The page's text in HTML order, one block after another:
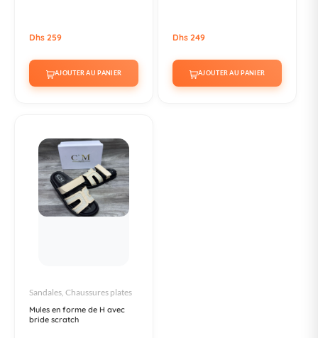
Dhs 259
AJOUTER AU PANIER
Dhs 249
AJOUTER AU PANIER
Sandales, Chaussures plates
Mules en forme de H avec
bride scratch